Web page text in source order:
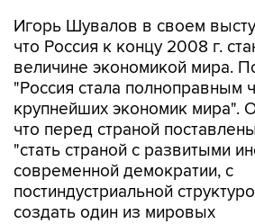
Игорь Шувалов в своем
что Россия к концу 2008 г.
величине экономикой мира.
"Россия стала полноправным
крупнейших экономик мира".
что перед страной
"стать страной с развитыми
современной демократии, с
постиндустриальной
создать один из мировых